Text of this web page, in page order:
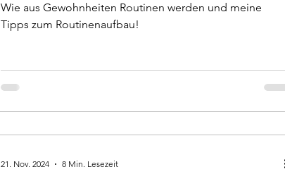
Wie aus Gewohnheiten Routinen werden und meine
Tipps zum Routinenaufbau!
21. Nov. 2024 8 Min. Lesezeit